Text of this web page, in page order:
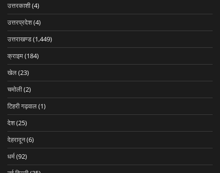
उत्तरकाशी(4)
उत्तरप्रदेश(4)
उत्तराखण्ड(1,449)
क्राइम(184)
खेल(23)
चमोली(2)
टिहरी गढ़वाल(1)
देश(25)
देहरादून(6)
धर्म(92)